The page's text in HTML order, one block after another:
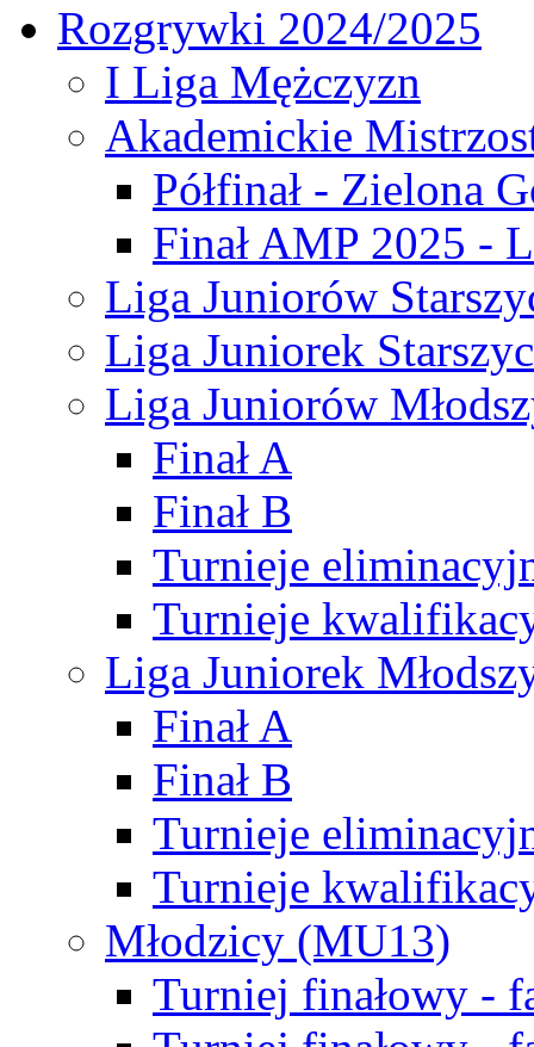
Rozgrywki 2024/2025
I Liga Mężczyzn
Akademickie
Półfinał - Zielona
Finał AMP 2025 -
Liga Juniorów
Liga Juniorek
Liga Juniorów
Finał A
Finał B
Turnieje
Turnieje
Liga Juniorek
Finał A
Finał B
Turnieje
Turnieje
Młodzicy (MU13)
Turniej finałowy -